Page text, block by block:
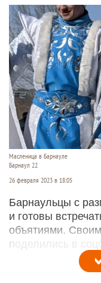
Масленица в Барнауле
Барнаул 22
26 февраля 2023 в 18:05
Барнаульцы с
и готовы
объятиями.
поделились в